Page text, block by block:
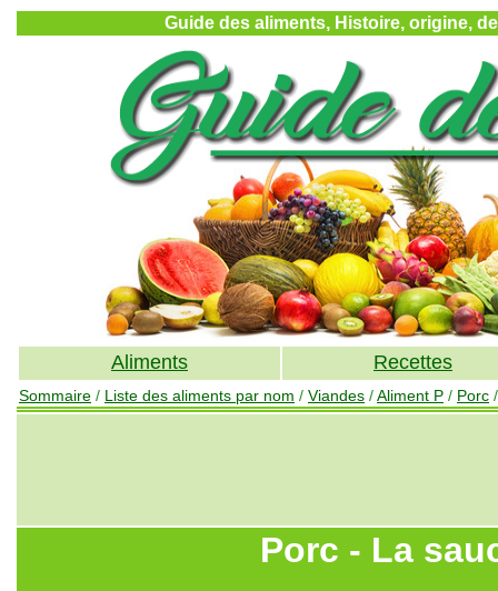
Guide des aliments, Histoire, origine,
Aliments Recettes
Sommaire / Liste des aliments par nom / Viandes /Aliment P / Porc
Porc - La